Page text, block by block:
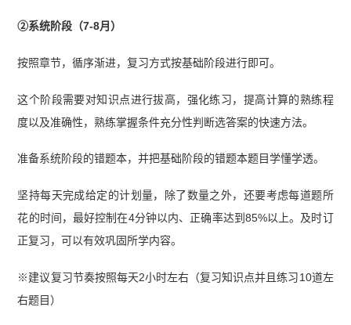
②系统阶段（7-8月）
按照章节，循序渐进，复习方式按基础阶段进行即可。
这个阶段需要对知识点进行拔高，强化练习，提高计算的熟练程
度以及准确性，熟练掌握条件充分性判断选答案的快速方法。
准备系统阶段的错题本，并把基础阶段的错题本题目学懂学透。
坚持每天完成给定的计划量，除了数量之外，还要考虑每道题所
花的时间，最好控制在4分钟以内、正确率达到85%以上。及时订
正复习，可以有效巩固所学内容。
※建议复习节奏按照每天2小时左右（复习知识点并且练习10道左
右题目）